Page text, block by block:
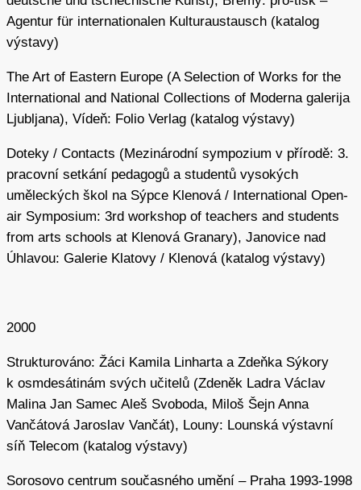
Agentur für internationalen Kulturaustausch (katalog
výstavy)
The Art of Eastern Europe (A Selection of Works for the
International and National Collections of Moderna galerija
Ljubljana), Vídeň: Folio Verlag (katalog výstavy)
Doteky / Contacts (Mezinárodní sympozium v přírodě: 3.
pracovní setkání pedagogů a studentů vysokých
uměleckých škol na Sýpce Klenová / International Open-
air Symposium: 3rd workshop of teachers and students
from arts schools at Klenová Granary), Janovice nad
Úhlavou: Galerie Klatovy / Klenová (katalog výstavy)
2000
Strukturováno: Žáci Kamila Linharta a Zdeňka Sýkory
k osmdesátinám svých učitelů (Zdeněk Ladra Václav
Malina Jan Samec Aleš Svoboda, Miloš Šejn Anna
Vančátová Jaroslav Vančát), Louny: Lounská výstavní
síň Telecom (katalog výstavy)
Sorosovo centrum současného umění – Praha 1993-1998